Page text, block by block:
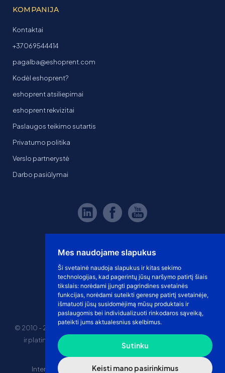
Mes naudojame slapukus
Ši svetainė naudoja slapukus ir kitas sekimo
technologijas, kad pagerintų jūsų naršymo patirtį šiais
tikslais: norėdami įjungti pagrindines svetainės
funkcijas, norėdami suteikti geresnę patirtį svetainėje,
išmatuoti jūsų susidomėjimą mūsų produktais ir
paslaugomis bei individualizuoti rinkodaros sąveiką,
pateikti jums aktualesnius skelbimus.
Sutinku
Keisti mano pasirinkimus
KOMPANIJA
Kontaktai
+37069544414
pagalba@eshoprent.com
Kodėl eshoprent?
eshoprent atsiliepimai
eshoprent rekvizitai
Paslaugos teikimo sutartis
Privatumo politika
Verslo partnerystė
Darbo pasiūlymai
© 2010 - 2026 eshoprent prekinis ženklas saugomas. Kopijuoti
ir platinti svetainės turinį be sutikimo griežtai draudžiama.
Internetinė prekyba El. parduotuvės nuomos kaina